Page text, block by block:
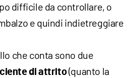
difficile da controllare, o
e quindi indietreggiare
che conta sono due
di attrito(quanto la